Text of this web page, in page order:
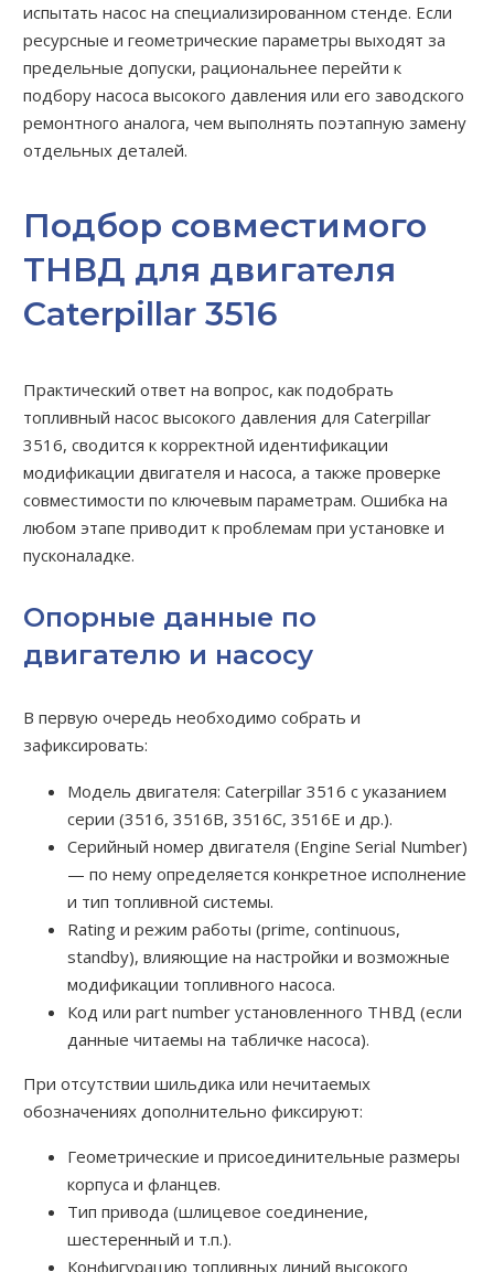
испытать насос на специализированном стенде. Если
ресурсные и геометрические параметры выходят за
предельные допуски, рациональнее перейти к
подбору насоса высокого давления или его заводского
ремонтного аналога, чем выполнять поэтапную замену
отдельных деталей.
Подбор совместимого
ТНВД для двигателя
Caterpillar 3516
Практический ответ на вопрос, как подобрать
топливный насос высокого давления для Caterpillar
3516, сводится к корректной идентификации
модификации двигателя и насоса, а также проверке
совместимости по ключевым параметрам. Ошибка на
любом этапе приводит к проблемам при установке и
пусконаладке.
Опорные данные по
двигателю и насосу
В первую очередь необходимо собрать и
зафиксировать:
Модель двигателя: Caterpillar 3516 с указанием
серии (3516, 3516B, 3516C, 3516E и др.).
Серийный номер двигателя (Engine Serial Number)
— по нему определяется конкретное исполнение
и тип топливной системы.
Rating и режим работы (prime, continuous,
standby), влияющие на настройки и возможные
модификации топливного насоса.
Код или part number установленного ТНВД (если
данные читаемы на табличке насоса).
При отсутствии шильдика или нечитаемых
обозначениях дополнительно фиксируют:
Геометрические и присоединительные размеры
корпуса и фланцев.
Тип привода (шлицевое соединение,
шестеренный и т.п.).
Конфигурацию топливных линий высокого